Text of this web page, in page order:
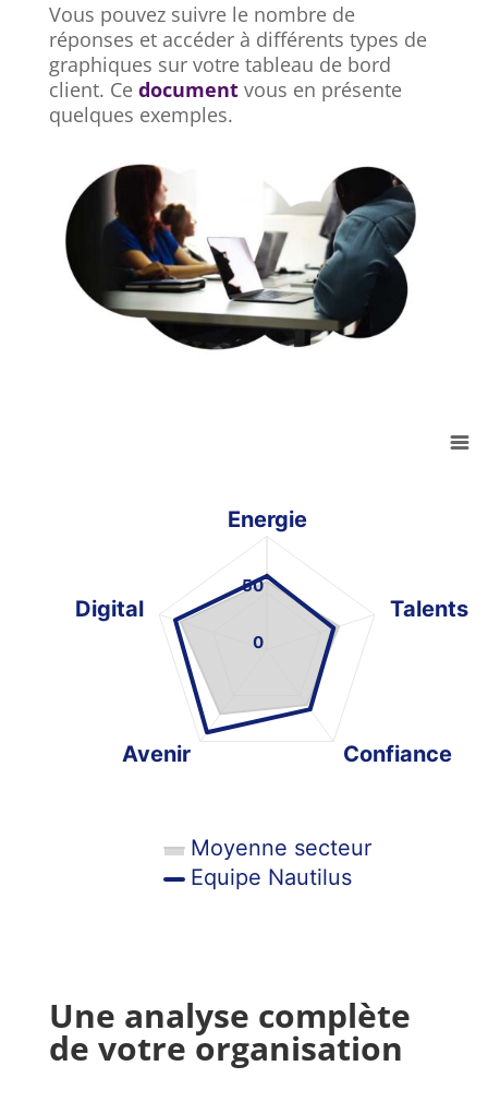
Vous pouvez suivre le nombre de
réponses et accéder à différents types de
graphiques sur votre tableau de bord
client. Cedocumentvous en présente
quelques exemples.
The chart has 1 X axis displaying categories.
The chart has 1 Y axis displaying values. Data ranges from
Moyenne secteur
Equipe Nautilus
Energie
Talents
Confiance
Avenir
Digital
0
50
Une analyse complète
de votre organisation